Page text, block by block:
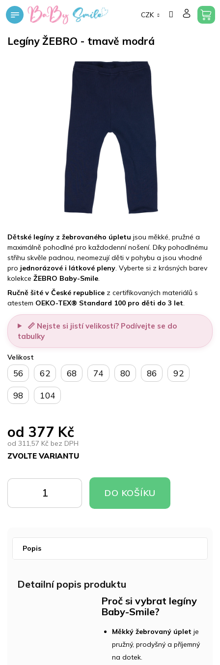
Přejít
na
CZK
Legíny ŽEBRO - tmavě modrá
od 377 Kč
od 311,57 Kč bez DPH
ZVOLTE VARIANTU
cena:
Velikost
56 62 68 74 80 86 92
98 104
KOŠÍKU
KOŠÍKU
DO KOŠÍKU
Dětské legíny z žebrovaného úpletu jsou měkké, pružné a
maximálně pohodlné pro každodenní nošení. Díky pohodlnému
střihu skvěle padnou, neomezují děti v pohybu a jsou vhodné
pro jednorázové i látkové pleny . Vyberte si z krásných barev
kolekce ŽEBRO Baby-Smile
Ručně šité v České republice z certifikovaných materiálů s
atestem OEKO-TEX® Standard 100 pro děti do 3 let
📏 Nejste si jistí velikostí? Podívejte se do
tabulky
Popis
Detailní popis produktu
Proč si vybrat legíny
Baby-Smile?
Měkký žebrovaný úplet je
pružný, prodyšný a příjemný
na dotek.